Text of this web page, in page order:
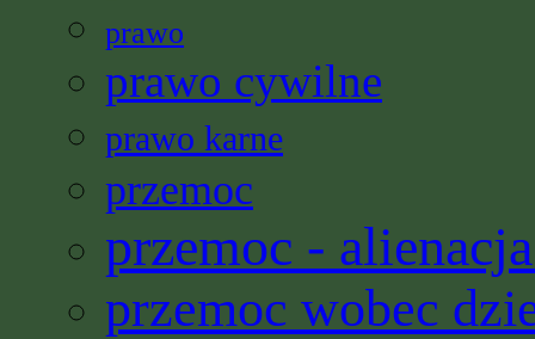
prawo
prawo cywilne
prawo karne
przemoc
przemoc -
przemoc wobec